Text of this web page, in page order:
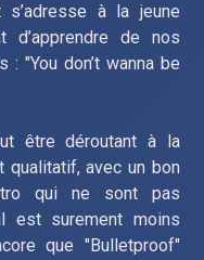
à la jeune
d’apprendre de nos
"You don’t wanna be
être déroutant à la
qualitatif, avec un bon
qui ne sont pas
est surement moins
que "Bulletproof"